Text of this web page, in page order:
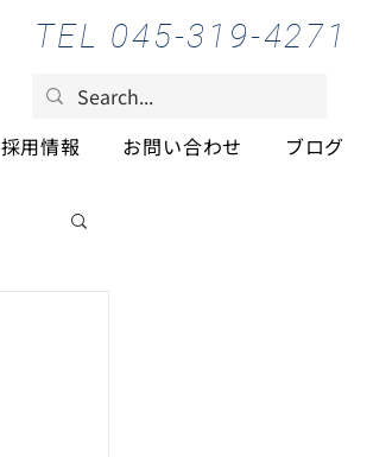
TEL 045-319-4271
採用情報 お問い合わせ ブログ